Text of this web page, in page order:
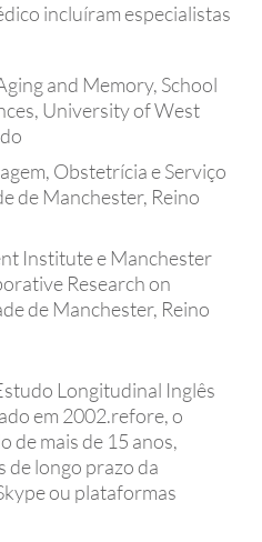
incluíram especialistas
and Memory, School
University of West
Obstetrícia e Serviço
de Manchester, Reino
Institute e Manchester
Research on
de Manchester, Reino
Longitudinal Inglês
em 2002.refore, o
de mais de 15 anos,
de longo prazo da
ou plataformas